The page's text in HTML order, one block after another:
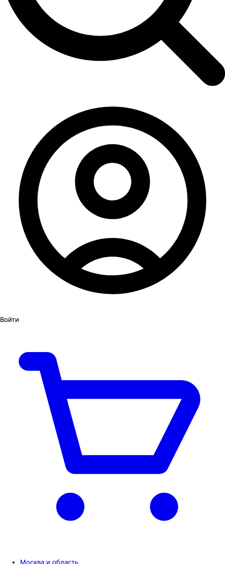
Войти
Москва и область